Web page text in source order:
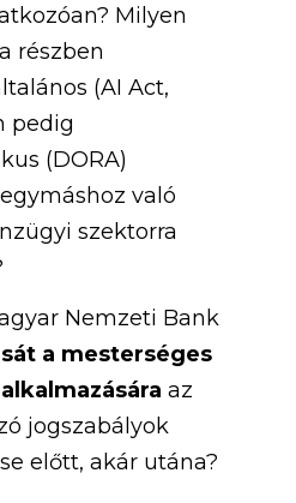
Milyen
részben
(AI Act,
pedig
(DORA)
való
szektorra
Nemzeti Bank
a mesterséges
az
jogszabályok
előtt, akár utána?